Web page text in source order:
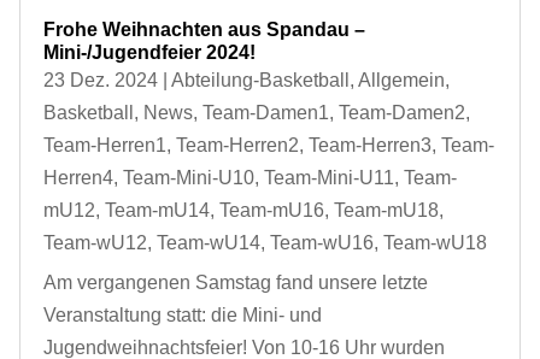
Frohe Weihnachten aus Spandau –
Mini-/Jugendfeier 2024!
23 Dez. 2024| Abteilung-Basketball , Allgemein,
Basketball , News, Team-Damen1, Team-Damen2,
Team-Herren1, Team-Herren2, Team-Herren3, Team-
Herren4, Team-Mini-U10, Team-Mini-U11, Team-
mU12, Team-mU14, Team-mU16, Team-mU18,
Team-wU12, Team-wU14, Team-wU16, Team-wU18
Am vergangenen Samstag fand unsere letzte
Veranstaltung statt: die Mini- und
Jugendweihnachtsfeier! Von 10-16 Uhr wurden